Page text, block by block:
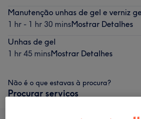
Manutenção unhas de gel e verniz
1 hr - 1 hr 30 minsMostrar Detalhes
Unhas de gel
1 hr 45 minsMostrar Detalhes
Não é o que estavas à procura?
Procurar serviços